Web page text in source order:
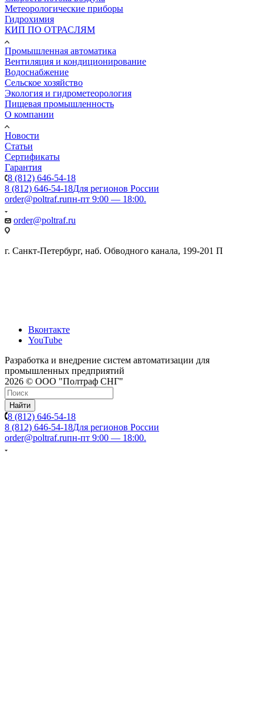
Метеорологические приборы
Гидрохимия
КИП ПО ОТРАСЛЯМ
Промышленная автоматика
Вентиляция и кондиционирование
Водоснабжение
Сельское хозяйство
Экология и гидрометеорология
Пищевая промышленность
О компании
Новости
Статьи
Сертификаты
Гарантия
8 (812) 646-54-18
8 (812) 646-54-18Для регионов России
order@poltraf.ruпн-пт 9:00 — 18:00.
order@poltraf.ru
г. Санкт-Петербург, наб. Обводного канала, 199-201 П
Вконтакте
YouTube
Разработка и внедрение систем автоматизации для
промышленных предприятий
2026 © ООО "Полтраф СНГ"
Найти
8 (812) 646-54-18
8 (812) 646-54-18Для регионов России
order@poltraf.ruпн-пт 9:00 — 18:00.